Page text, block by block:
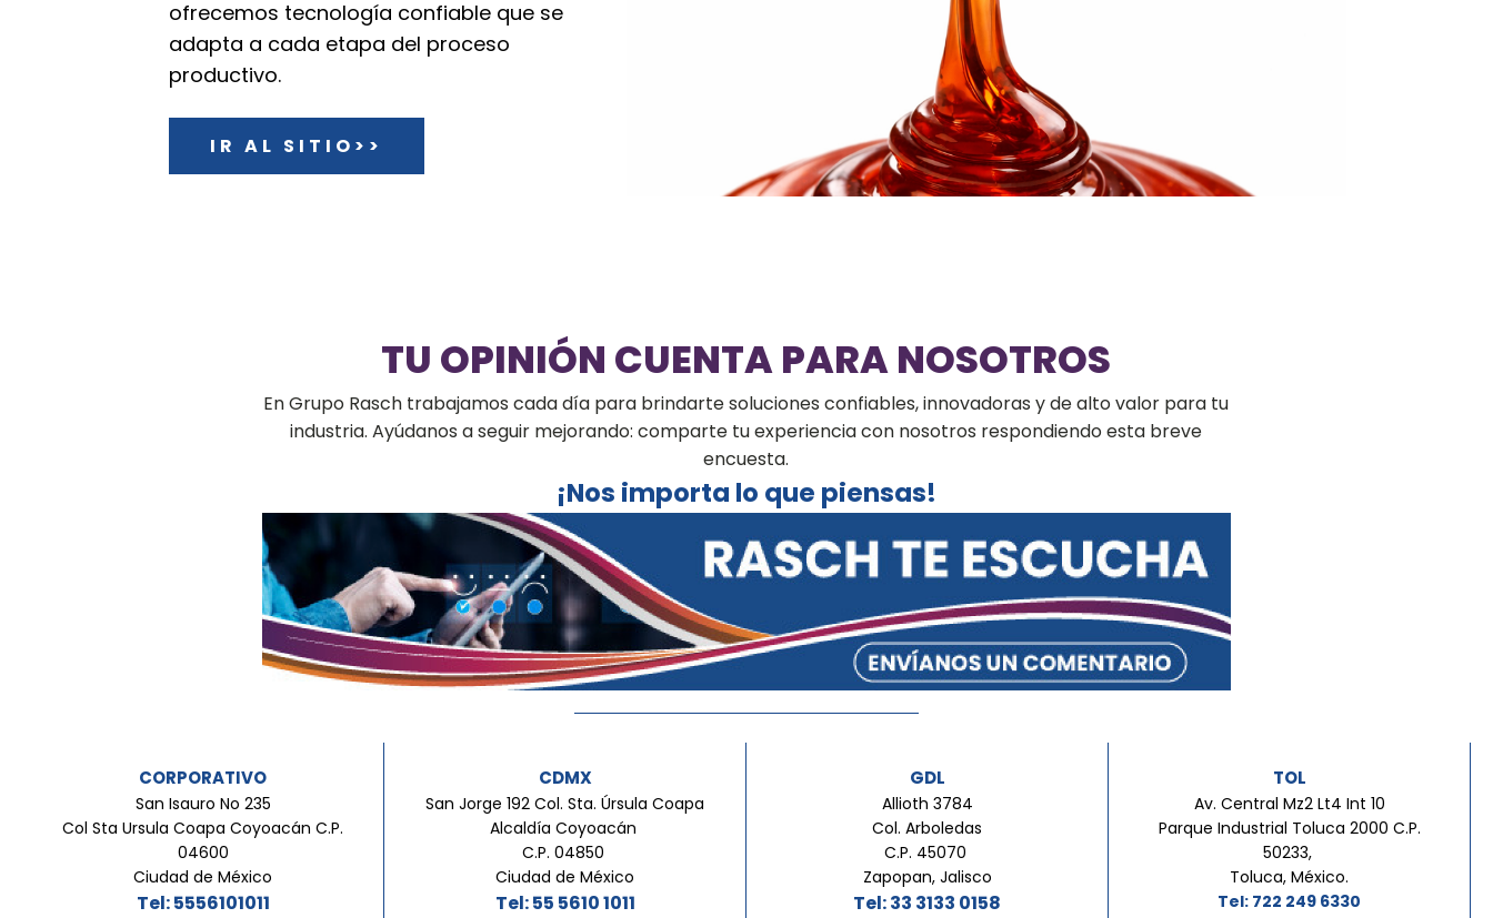
ofrecemos tecnología confiable que se
adapta a cada etapa del proceso
productivo.
IR AL SITIO>>
TU OPINIÓN CUENTA PARA NOSOTROS
En Grupo Rasch trabajamos cada día para brindarte soluciones confiables, innovadoras y de alto valor para tu
industria. Ayúdanos a seguir mejorando: comparte tu experiencia con nosotros respondiendo esta breve
encuesta.
¡Nos importa lo que piensas!
CORPORATIVO
San Isauro No 235
Col Sta Ursula Coapa Coyoacán C.P.
04600
Ciudad de México
Tel: 5556101011
CDMX
San Jorge 192 Col. Sta. Úrsula Coapa
Alcaldía Coyoacán
C.P. 04850
Ciudad de México
Tel: 55 5610 1011
GDL
Allioth 3784
Col. Arboledas
C.P. 45070
Zapopan, Jalisco
Tel: 33 3133 0158
TOL
Av. Central Mz2 Lt4 Int 10
Parque Industrial Toluca 2000 C.P.
50233,
Toluca, México.
Tel: 722 249 6330